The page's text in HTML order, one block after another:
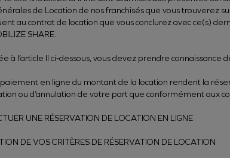
de Location de nos franchisés que vous trouverez
au contrat de location que vous conclurez avec ce(s)
SHARE.
l’article II ci-dessous, vous devez prendre connaissance
en ligne du montant de la location rendent la
ou d’annulation de votre part que conformément aux
UNE RÉSERVATION DE LOCATION EN LIGNE
DE VOS CRITÈRES DE RÉSERVATION DE LOCATION